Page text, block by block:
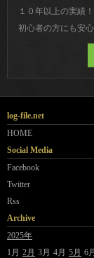
１０年以上の実績
初心者の方にも安
log-file.net
HOME
Social Media
Facebook
Twitter
Rss
Archive
2025年
1月 2月 3月 4月 5月 6